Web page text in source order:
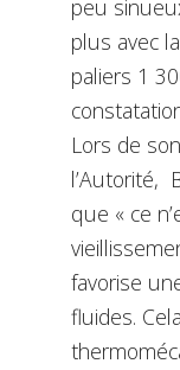
peu
plus avec
paliers 1
Lors de
l’Autorité,
que « ce
favorise
fluides.